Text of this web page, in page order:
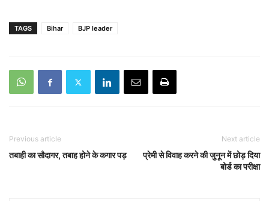
TAGS Bihar BJP leader
Previous article
तबाही का सौदागर, तबाह होने के कगार पड़
Next article
प्रेमी से विवाह करने की जुनून में छोड़ दिया
बोर्ड का परीक्षा